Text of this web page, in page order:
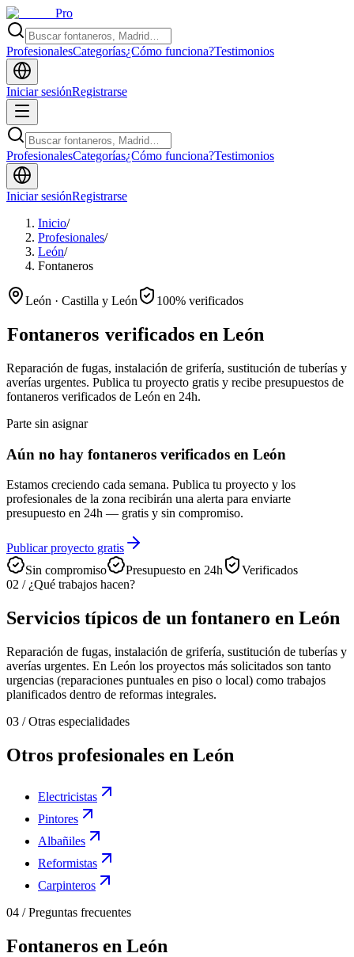
Pro
ProfesionalesCategorías¿Cómo funciona?Testimonios
Iniciar sesiónRegistrarse
ProfesionalesCategorías¿Cómo funciona?Testimonios
Iniciar sesiónRegistrarse
Inicio/
Profesionales/
León/
Fontaneros
León · Castilla y León 100% verificados
Fontaneros verificados en León
Reparación de fugas, instalación de grifería, sustitución de tuberías y
averías urgentes. Publica tu proyecto gratis y recibe presupuestos de
fontaneros verificados de León en 24h.
Parte sin asignar
Aún no hay fontaneros verificados en León
Estamos creciendo cada semana. Publica tu proyecto y los
profesionales de la zona recibirán una alerta para enviarte
presupuesto en 24h — gratis y sin compromiso.
Publicar proyecto gratis
Sin compromiso
Presupuesto en 24h
Verificados
02 / ¿Qué trabajos hacen?
Servicios típicos de un fontanero en León
Reparación de fugas, instalación de grifería, sustitución de tuberías y
averías urgentes. En León los proyectos más solicitados son tanto
urgencias (reparaciones puntuales en piso o local) como trabajos
planificados dentro de reformas integrales.
03 /Otras especialidades
Otros profesionales en León
Electricistas
Pintores
Albañiles
Reformistas
Carpinteros
04 /Preguntas frecuentes
Fontaneros en León